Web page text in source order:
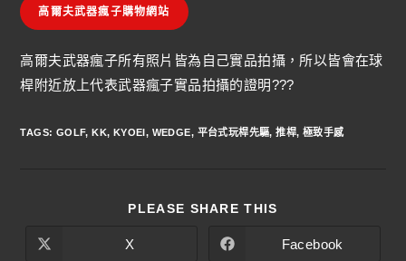
高爾夫武器瘋子購物網站
高爾夫武器瘋子所有照片皆為自己實品拍攝，所以皆會在球
桿附近放上代表武器瘋子實品拍攝的證明???
TAGS: GOLF, KK, KYOEI, WEDGE, 平台式玩桿先驅, 推桿, 極致手感
PLEASE SHARE THIS
X Facebook